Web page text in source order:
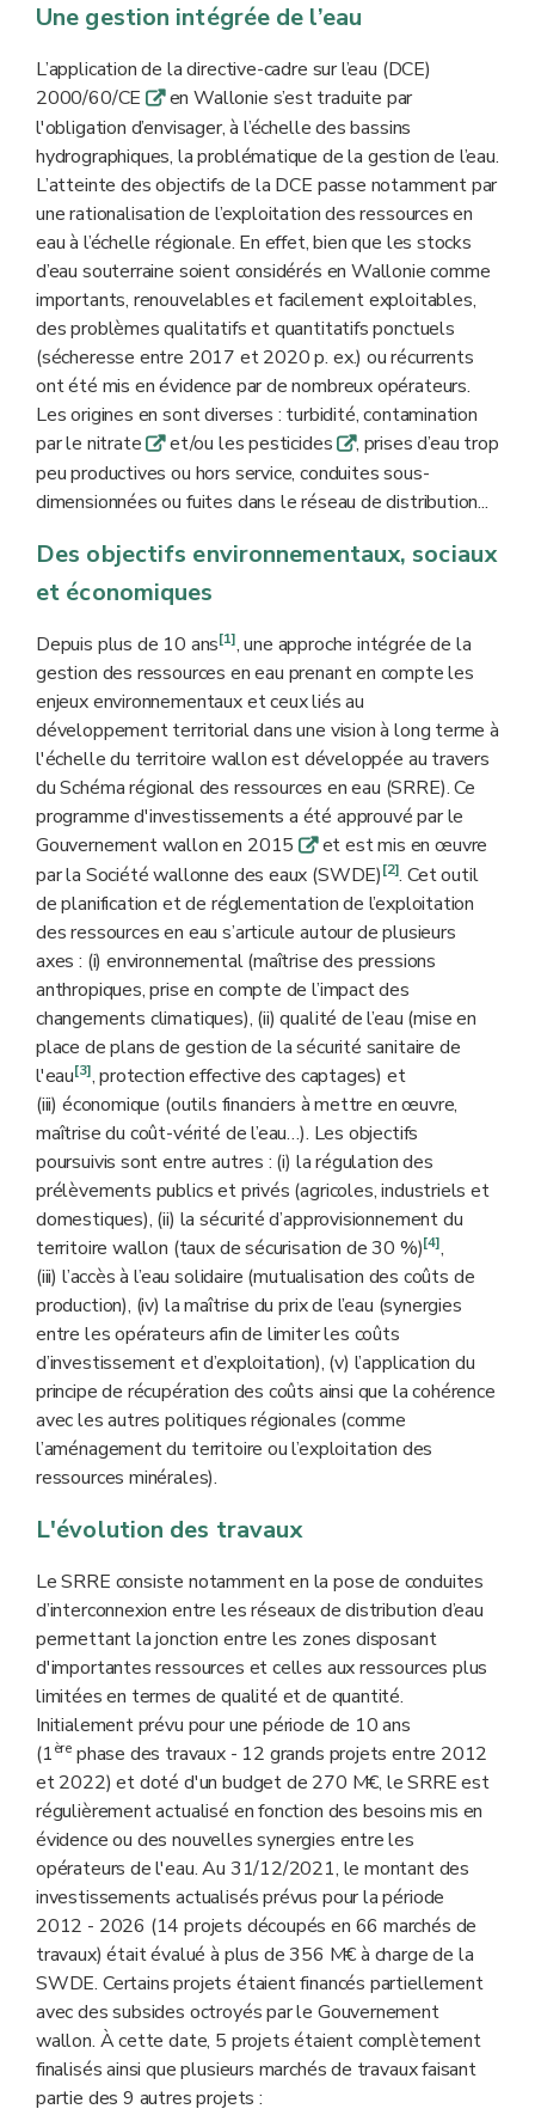
Une gestion intégrée de l’eau
L’application de la directive-cadre sur l’eau (DCE)
2000/60/CEqen Wallonie s’est traduite par
l'obligation d’envisager, à l’échelle des bassins
hydrographiques, la problématique de la gestion de l’eau.
L’atteinte des objectifs de la DCE passe notamment par
une rationalisation de l’exploitation des ressources en
eau à l’échelle régionale. En effet, bien que les stocks
d’eau souterraine soient considérés en Wallonie comme
importants, renouvelables et facilement exploitables,
des problèmes qualitatifs et quantitatifs ponctuels
(sécheresse entre 2017 et 2020 p. ex.) ou récurrents
ont été mis en évidence par de nombreux opérateurs.
Les origines en sont diverses : turbidité, contamination
par le nitrateqet/ou les pesticidesq, prises d’eau trop
peu productives ou hors service, conduites sous-
dimensionnées ou fuites dans le réseau de distribution...
Des objectifs environnementaux, sociaux
et économiques
Depuis plus de 10 ans[1], une approche intégrée de la
gestion des ressources en eau prenant en compte les
enjeux environnementaux et ceux liés au
développement territorial dans une vision à long terme à
l'échelle du territoire wallon est développée au travers
du Schéma régional des ressources en eau (SRRE). Ce
programme d'investissements a été approuvé par le
Gouvernement wallon en 2015 qet est mis en œuvre
par la Société wallonne des eaux (SWDE)[2]. Cet outil
de planification et de réglementation de l’exploitation
des ressources en eau s’articule autour de plusieurs
axes : (i) environnemental (maîtrise des pressions
anthropiques, prise en compte de l’impact des
changements climatiques), (ii) qualité de l’eau (mise en
place de plans de gestion de la sécurité sanitaire de
l'eau[3], protection effective des captages) et
(iii) économique (outils financiers à mettre en œuvre,
maîtrise du coût-vérité de l’eau…). Les objectifs
poursuivis sont entre autres : (i) la régulation des
prélèvements publics et privés (agricoles, industriels et
domestiques), (ii) la sécurité d’approvisionnement du
territoire wallon (taux de sécurisation de 30 %)[4],
(iii) l’accès à l’eau solidaire (mutualisation des coûts de
production), (iv) la maîtrise du prix de l’eau (synergies
entre les opérateurs afin de limiter les coûts
d’investissement et d’exploitation), (v) l’application du
principe de récupération des coûts ainsi que la cohérence
avec les autres politiques régionales (comme
l’aménagement du territoire ou l’exploitation des
ressources minérales).
L'évolution des travaux
Le SRRE consiste notamment en la pose de conduites
d’interconnexion entre les réseaux de distribution d’eau
permettant la jonction entre les zones disposant
d'importantes ressources et celles aux ressources plus
limitées en termes de qualité et de quantité.
Initialement prévu pour une période de 10 ans
(1ère phase des travaux - 12 grands projets entre 2012
et 2022) et doté d'un budget de 270 M€, le SRRE est
régulièrement actualisé en fonction des besoins mis en
évidence ou des nouvelles synergies entre les
opérateurs de l'eau. Au 31/12/2021, le montant des
investissements actualisés prévus pour la période
2012 - 2026 (14 projets découpés en 66 marchés de
travaux) était évalué à plus de 356 M€ à charge de la
SWDE. Certains projets étaient financés partiellement
avec des subsides octroyés par le Gouvernement
wallon. À cette date, 5 projets étaient complètement
finalisés ainsi que plusieurs marchés de travaux faisant
partie des 9 autres projets :